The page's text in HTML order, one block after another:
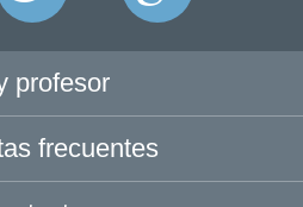
profesor
frecuentes